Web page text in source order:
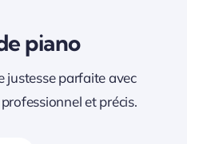
piano
justesse parfaite avec
et précis.